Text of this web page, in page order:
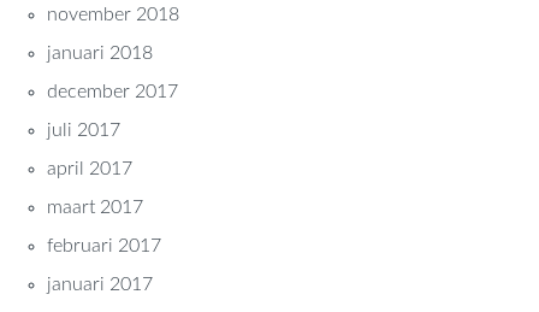
november 2018
januari 2018
december 2017
juli 2017
april 2017
maart 2017
februari 2017
januari 2017